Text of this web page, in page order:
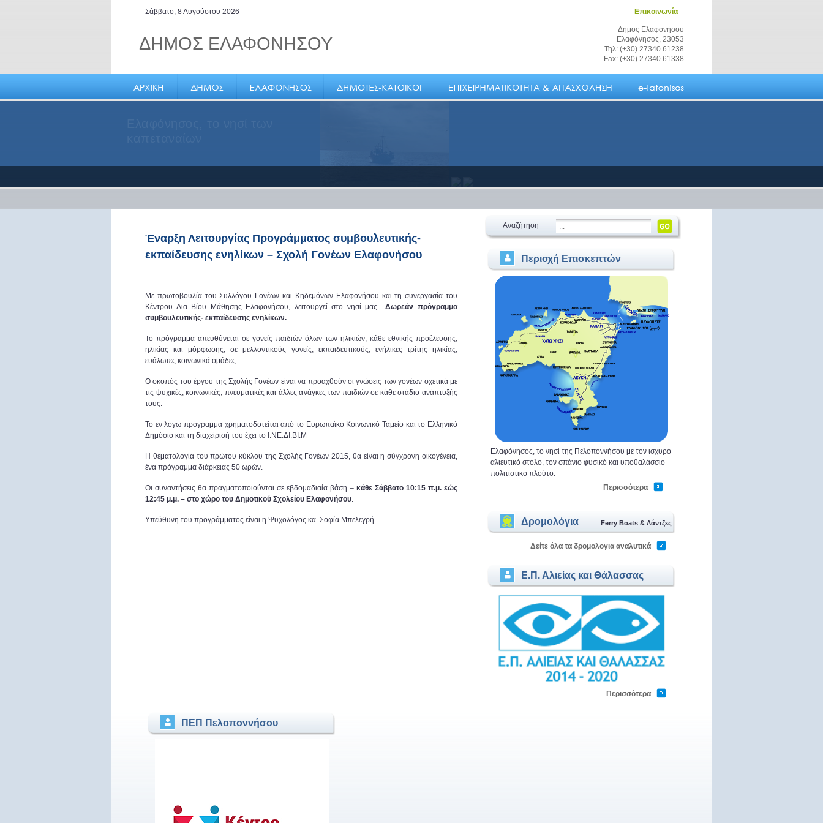
Σάββατο, 8 Αυγούστου 2026 Επικοινωνία
ΔΗΜΟΣ ΕΛΑΦΟΝΗΣΟΥ
Δήμος Ελαφονήσου
Ελαφόνησος, 23053
Τηλ: (+30) 27340 61238
Fax: (+30) 27340 61338
Έναρξη Λειτουργίας Προγράμματος συμβουλευτικής-
εκπαίδευσης ενηλίκων – Σχολή Γονέων Ελαφονήσου
Με πρωτοβουλία του Συλλόγου Γονέων και Κηδεμόνων Ελαφονήσου και τη συνεργασία του
Κέντρου Δια Βίου Μάθησης Ελαφονήσου, λειτουργεί στο νησί μαςΔωρεάν πρόγραμμα
συμβουλευτικής- εκπαίδευσης ενηλίκων.
Το πρόγραμμα απευθύνεται σε γονείς παιδιών όλων των ηλικιών, κάθε εθνικής προέλευσης,
ηλικίας και μόρφωσης, σε μελλοντικούς γονείς, εκπαιδευτικούς, ενήλικες τρίτης ηλικίας,
ευάλωτες κοινωνικά ομάδες.
Ο σκοπός του έργου της Σχολής Γονέων είναι να προαχθούν οι γνώσεις των γονέων σχετικά με
τις ψυχικές, κοινωνικές, πνευματικές και άλλες ανάγκες των παιδιών σε κάθε στάδιο ανάπτυξής
τους.
Το εν λόγω πρόγραμμα χρηματοδοτείται από το Ευρωπαϊκό Κοινωνικό Ταμείο και το Ελληνικό
Δημόσιο και τη διαχείρισή του έχει το Ι.ΝΕ.ΔΙ.ΒΙ.Μ
Η θεματολογία του πρώτου κύκλου της Σχολής Γονέων 2015, θα είναι η σύγχρονη οικογένεια,
ένα πρόγραμμα διάρκειας 50 ωρών.
Οι συναντήσεις θα πραγματοποιούνται σε εβδομαδιαία βάση – κάθε Σάββατο 10:15 π.μ. εώς
12:45 μ.μ. – στο χώρο του Δημοτικού Σχολείου Ελαφονήσου.
Υπεύθυνη του προγράμματος είναι η Ψυχολόγος κα. Σοφία Μπελεγρή.
Αναζήτηση
Περιοχή Επισκεπτών
Ελαφόνησος, το νησί της Πελοποννήσου με τον ισχυρό
αλιευτικό στόλο, τον σπάνιο φυσικό και υποθαλάσσιο
πολιτιστικό πλούτο.
Περισσότερα
Δρομολόγια Ferry Boats & Λάντζες
Δείτε όλα τα δρομολογια αναλυτικά
Ε.Π. Αλιείας και Θάλασσας
Περισσότερα
ΠΕΠ Πελοποννήσου